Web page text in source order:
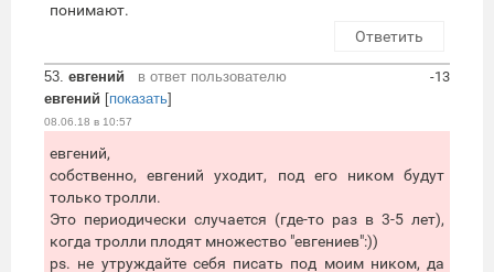
понимают.
Ответить
53. евгений
в ответ пользователю
евгений [показать]
08.06.18 в 10:57
-13
евгений,
собственно, евгений уходит, под его ником будут
только тролли.
Это периодически случается (где-то раз в 3-5 лет),
когда тролли плодят множество "евгениев":))
ps. не утруждайте себя писать под моим ником, да